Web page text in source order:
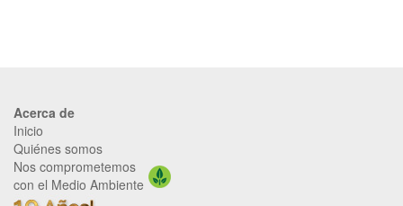
Acerca de
Inicio
Quiénes somos
Nos comprometemos
con el Medio Ambiente